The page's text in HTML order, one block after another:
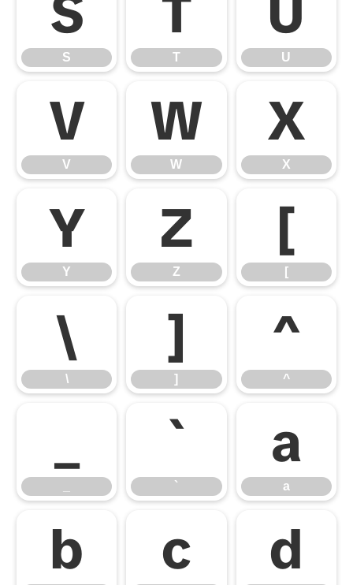
S T U
V
V
W
W
X
X
Y
Y
Z
Z
[
[
\
\
]
]
^
^
`
`
a
a
b c d